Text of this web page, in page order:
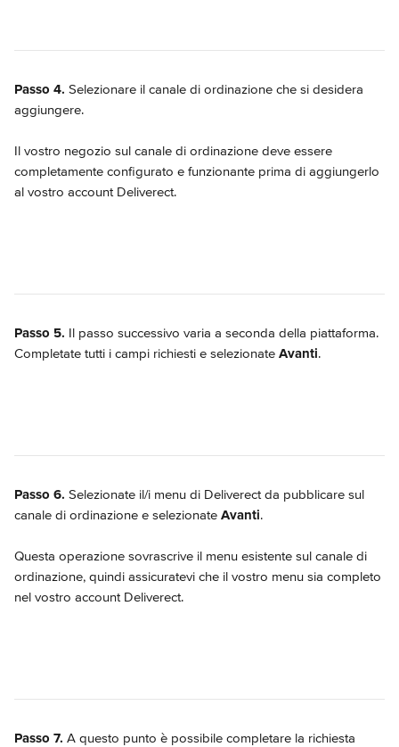
Passo 4. Selezionare il canale di ordinazione che si desidera
aggiungere.
Il vostro negozio sul canale di ordinazione deve essere
completamente configurato e funzionante prima di aggiungerlo
al vostro account Deliverect.
Passo 5. Il passo successivo varia a seconda della piattaforma.
Completate tutti i campi richiesti e selezionate Avanti.
Passo 6. Selezionate il/i menu di Deliverect da pubblicare sul
canale di ordinazione e selezionate Avanti.
Questa operazione sovrascrive il menu esistente sul canale di
ordinazione, quindi assicuratevi che il vostro menu sia completo
nel vostro account Deliverect.
Passo 7. A questo punto è possibile completare la richiesta